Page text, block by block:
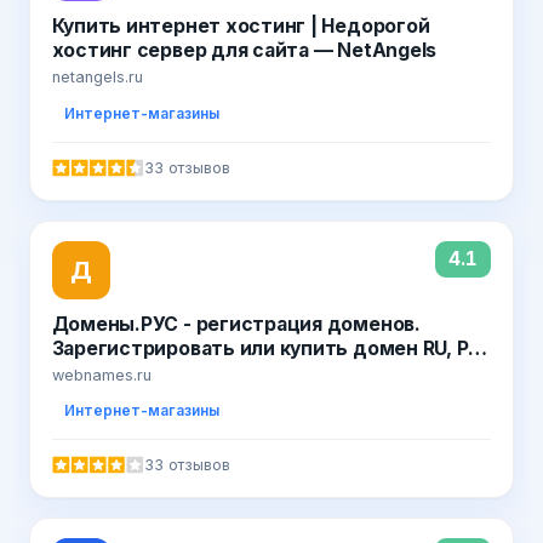
Купить интернет хостинг | Недорогой
хостинг сервер для сайта — NetAngels
netangels.ru
Интернет-магазины
33 отзывов
Д 4.1
Домены.РУС - регистрация доменов.
Зарегистрировать или купить домен RU, РФ
в WebNames
webnames.ru
Интернет-магазины
33 отзывов